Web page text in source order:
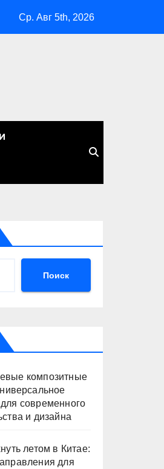
участки: правовые
Ср. Авг 5th, 2026
Поиск
композитные
современного
и дизайна
летом в Китае:
для